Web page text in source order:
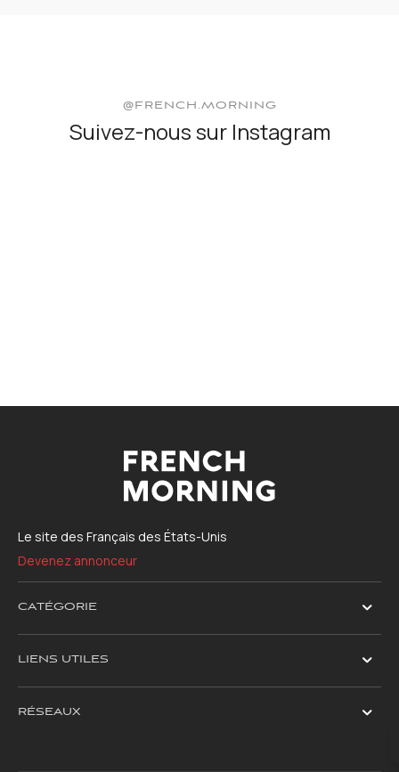
@FRENCH.MORNING
Suivez-nous sur Instagram
Le site des Français des États-Unis
Devenez annonceur
CATÉGORIE
LIENS UTILES
RÉSEAUX